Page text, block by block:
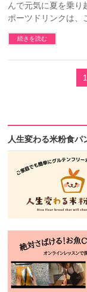
んで元気に夏を乗り
ポーツドリンクは、
続きを読む
1
人生変わる米粉食パ